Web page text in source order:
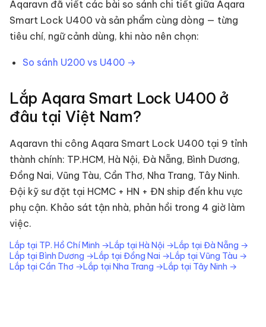
Aqaravn đã viết các bài so sánh chi tiết giữa Aqara
Smart Lock U400 và sản phẩm cùng dòng — từng
tiêu chí, ngữ cảnh dùng, khi nào nên chọn:
So sánh U200 vs U400 →
Lắp Aqara Smart Lock U400 ở
đâu tại Việt Nam?
Aqaravn thi công Aqara Smart Lock U400 tại 9 tỉnh
thành chính: TP.HCM, Hà Nội, Đà Nẵng, Bình Dương,
Đồng Nai, Vũng Tàu, Cần Thơ, Nha Trang, Tây Ninh.
Đội kỹ sư đặt tại HCMC + HN + ĐN ship đến khu vực
phụ cận. Khảo sát tận nhà, phản hồi trong 4 giờ làm
việc.
Lắp tại TP. Hồ Chí Minh →Lắp tại Hà Nội →Lắp tại Đà Nẵng →
Lắp tại Bình Dương →Lắp tại Đồng Nai →Lắp tại Vũng Tàu →
Lắp tại Cần Thơ →Lắp tại Nha Trang →Lắp tại Tây Ninh →